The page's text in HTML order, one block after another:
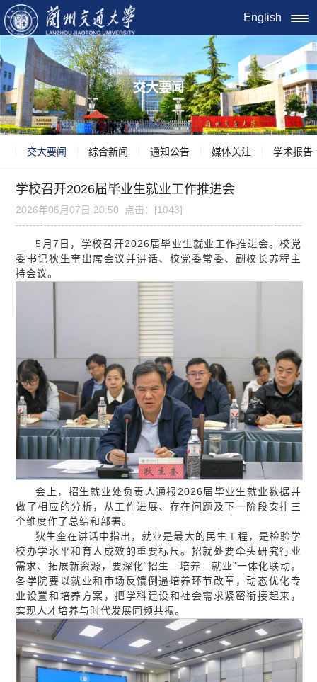
English
交大要闻
交大要闻 综合新闻 通知公告 媒体关注 学术报告
学校召开2026届毕业生就业工作推进会
2026年05月07日 20:50 点击：[1043]
5月7日，学校召开2026届毕业生就业工作推进会。校党
委书记狄生奎出席会议并讲话、校党委常委、副校长苏程主
持会议。
会上，招生就业处负责人通报2026届毕业生就业数据并
做了相应的分析，从工作进展、存在问题及下一阶段安排三
个维度作了总结和部署。
狄生奎在讲话中指出，就业是最大的民生工程，是检验学
校办学水平和育人成效的重要标尺。招就处要牵头研究行业
需求、拓展新资源，要深化“招生—培养—就业”一体化联动。
各学院要以就业和市场反馈倒逼培养环节改革，动态优化专
业设置和培养方案，把学科建设和社会需求紧密衔接起来，
实现人才培养与时代发展同频共振。